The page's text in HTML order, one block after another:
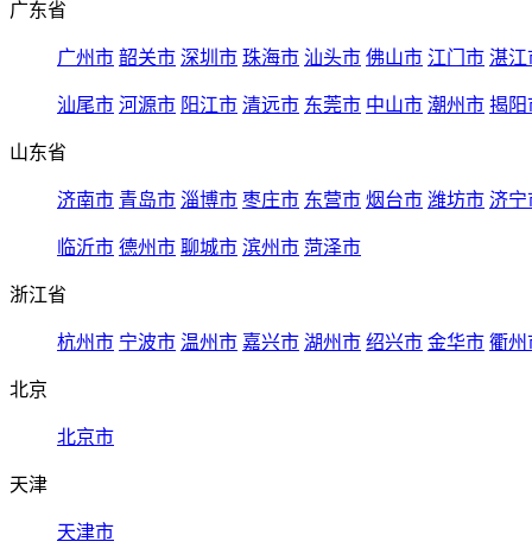
广东省
广州市 韶关市 深圳市 珠海市 汕头市 佛山市 江门市 湛江
汕尾市 河源市 阳江市 清远市 东莞市 中山市 潮州市 揭阳
山东省
济南市 青岛市 淄博市 枣庄市 东营市 烟台市 潍坊市 济宁
临沂市 德州市 聊城市 滨州市 菏泽市
浙江省
杭州市 宁波市 温州市 嘉兴市 湖州市 绍兴市 金华市 衢州
北京
北京市
天津
天津市